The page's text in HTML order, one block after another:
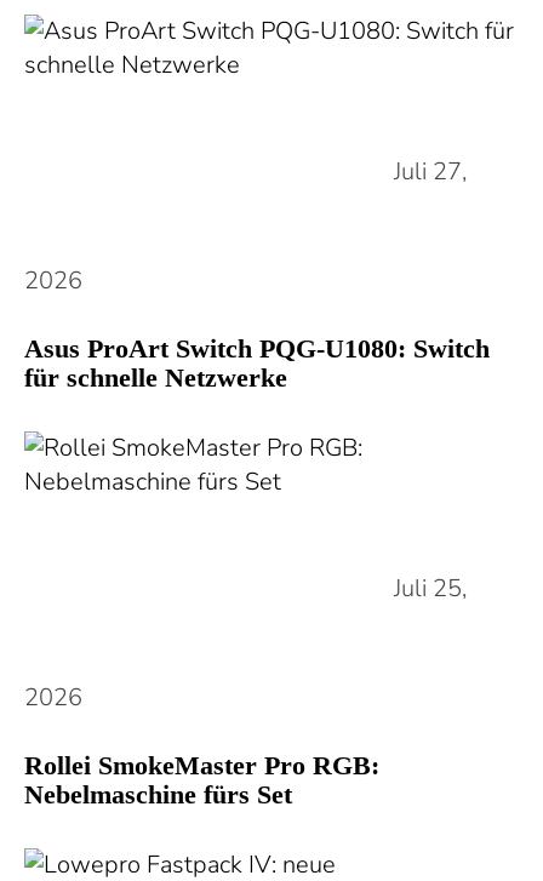
Juli 27,
2026
Asus ProArt Switch PQG-U1080: Switch
für schnelle Netzwerke
Juli 25,
2026
Rollei SmokeMaster Pro RGB:
Nebelmaschine fürs Set